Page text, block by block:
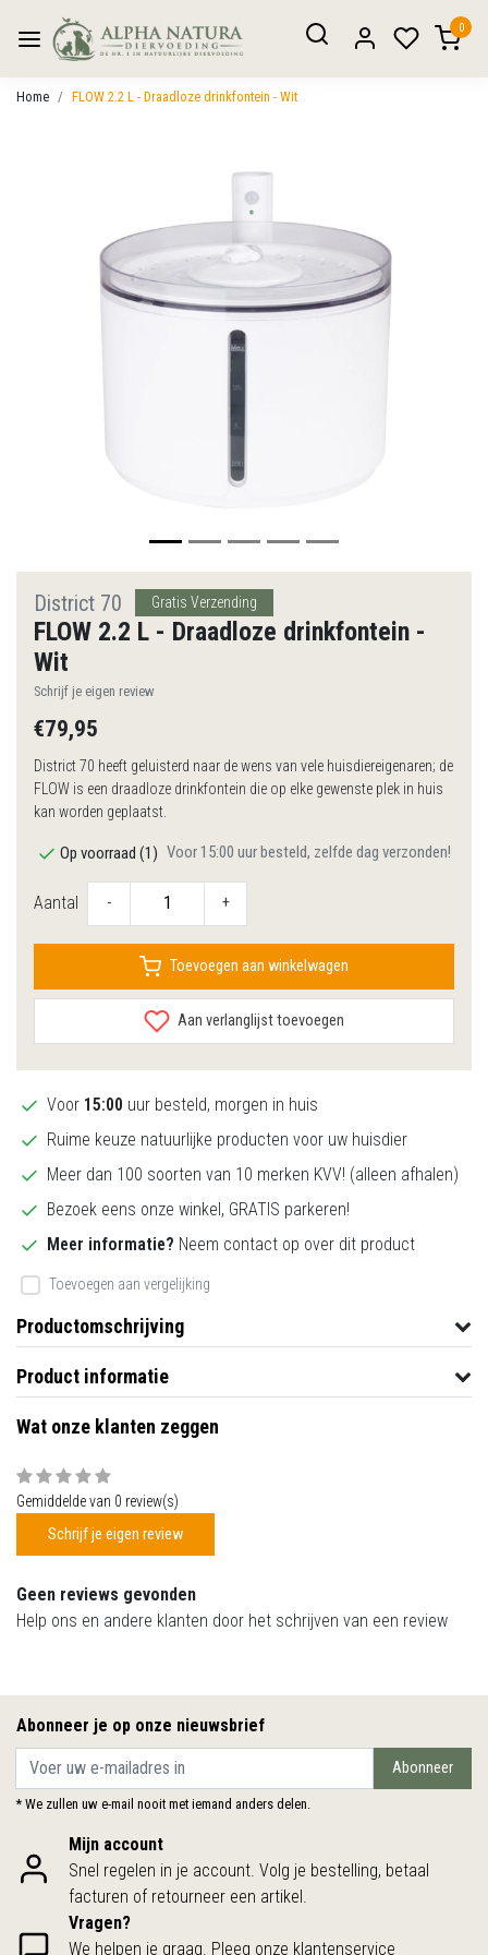
0
Home FLOW 2.2 L - Draadloze drinkfontein - Wit
District 70 Gratis Verzending
FLOW 2.2 L - Draadloze drinkfontein -
Wit
Schrijf je eigen review
€79,95
District 70 heeft geluisterd naar de wens van vele huisdiereigenaren; de
FLOW is een draadloze drinkfontein die op elke gewenste plek in huis
kan worden geplaatst.
Op voorraad (1) Voor 15:00 uur besteld, zelfde dag verzonden!
Aantal - +
Toevoegen aan winkelwagen
Aan verlanglijst toevoegen
Voor 15:00 uur besteld, morgen in huis
Ruime keuze natuurlijke producten voor uw huisdier
Meer dan 100 soorten van 10 merken KVV! (alleen afhalen)
Bezoek eens onze winkel, GRATIS parkeren!
Meer informatie? Neem contact op over dit product
Toevoegen aan vergelijking
Productomschrijving
Product informatie
Wat onze klanten zeggen
Gemiddelde van 0 review(s)
Schrijf je eigen review
Geen reviews gevonden
Help ons en andere klanten door het schrijven van een review
Abonneer je op onze nieuwsbrief
Abonneer
* We zullen uw e-mail nooit met iemand anders delen.
Mijn account
Snel regelen in je account. Volg je bestelling, betaal
facturen of retourneer een artikel.
Vragen?
We helpen je graag. Pleeg onze klantenservice